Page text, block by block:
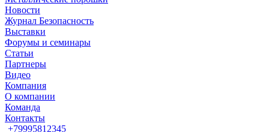
Новости
Журнал Безопасность
Выставки
Форумы и семинары
Статьи
Партнеры
Видео
Компания
О компании
Команда
Контакты
+79995812345